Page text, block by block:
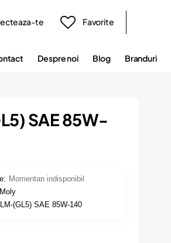
te Favorite
Despre noi Blog Branduri
SAE 85W-
Momentan indisponibil
LM-(GL5) SAE 85W-140